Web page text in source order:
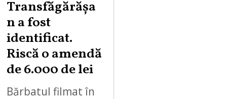
Transfăgărășa
n a fost
identificat.
Riscă o amendă
de 6.000 de lei
Bărbatul filmat în